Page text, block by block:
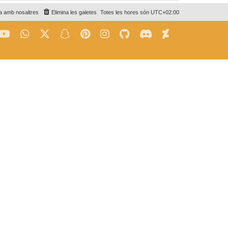
Totes les hores són UTC+02:00
Elimina les galetes
amb nosaltres